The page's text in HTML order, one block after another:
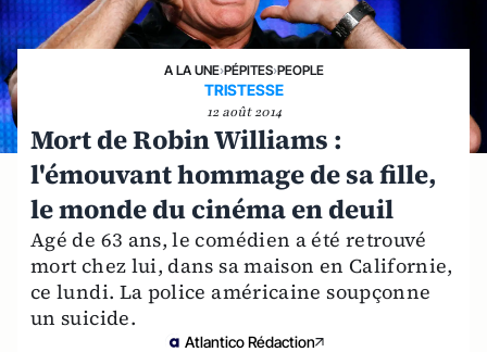
A LA UNE›PÉPITES›PEOPLE
TRISTESSE
12 août 2014
Mort de Robin Williams :
l'émouvant hommage de sa fille,
le monde du cinéma en deuil
Agé de 63 ans, le comédien a été retrouvé
mort chez lui, dans sa maison en Californie,
ce lundi. La police américaine soupçonne
un suicide.
Atlantico Rédaction